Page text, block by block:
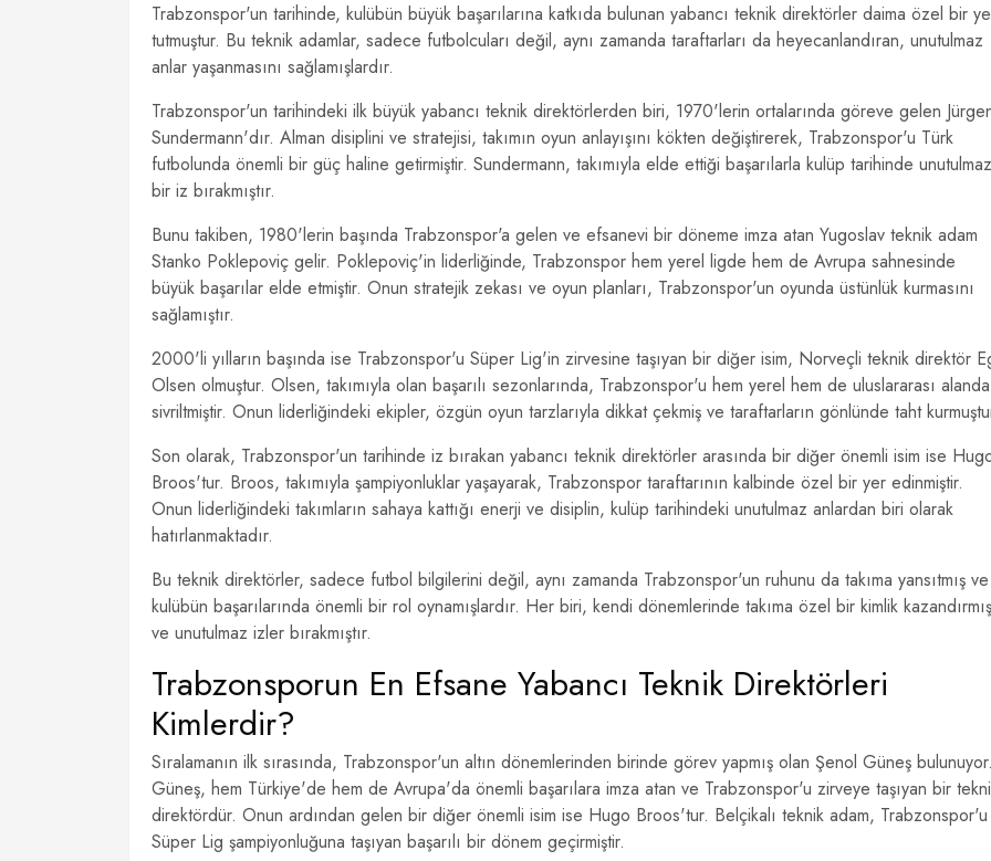
Trabzonspor'un tarihinde, kulübün büyük başarılarına katkıda bulunan yabancı teknik direktörler daima özel bir
tutmuştur. Bu teknik adamlar, sadece futbolcuları değil, aynı zamanda taraftarları da heyecanlandıran, unutulmaz
anlar yaşanmasını sağlamışlardır.
Trabzonspor'un tarihindeki ilk büyük yabancı teknik direktörlerden biri, 1970'lerin ortalarında göreve gelen
Sundermann'dır. Alman disiplini ve stratejisi, takımın oyun anlayışını kökten değiştirerek, Trabzonspor'u Türk
futbolunda önemli bir güç haline getirmiştir. Sundermann, takımıyla elde ettiği başarılarla kulüp tarihinde unutulmaz
bir iz bırakmıştır.
Bunu takiben, 1980'lerin başında Trabzonspor'a gelen ve efsanevi bir döneme imza atan Yugoslav teknik adam
Stanko Poklepoviç gelir. Poklepoviç'in liderliğinde, Trabzonspor hem yerel ligde hem de Avrupa sahnesinde
büyük başarılar elde etmiştir. Onun stratejik zekası ve oyun planları, Trabzonspor'un oyunda üstünlük kurmasını
sağlamıştır.
2000'li yılların başında ise Trabzonspor'u Süper Lig'in zirvesine taşıyan bir diğer isim, Norveçli teknik direktör
Olsen olmuştur. Olsen, takımıyla olan başarılı sezonlarında, Trabzonspor'u hem yerel hem de uluslararası alanda
sivriltmiştir. Onun liderliğindeki ekipler, özgün oyun tarzlarıyla dikkat çekmiş ve taraftarların gönlünde taht
Son olarak, Trabzonspor'un tarihinde iz bırakan yabancı teknik direktörler arasında bir diğer önemli isim ise
Broos'tur. Broos, takımıyla şampiyonluklar yaşayarak, Trabzonspor taraftarının kalbinde özel bir yer edinmiştir.
Onun liderliğindeki takımların sahaya kattığı enerji ve disiplin, kulüp tarihindeki unutulmaz anlardan biri olarak
hatırlanmaktadır.
Bu teknik direktörler, sadece futbol bilgilerini değil, aynı zamanda Trabzonspor'un ruhunu da takıma yansıtmış ve
kulübün başarılarında önemli bir rol oynamışlardır. Her biri, kendi dönemlerinde takıma özel bir kimlik kazandırmış
ve unutulmaz izler bırakmıştır.
Trabzonsporun En Efsane Yabancı Teknik Direktörleri
Kimlerdir?
Sıralamanın ilk sırasında, Trabzonspor'un altın dönemlerinden birinde görev yapmış olan Şenol Güneş bulunuyor.
Güneş, hem Türkiye'de hem de Avrupa'da önemli başarılara imza atan ve Trabzonspor'u zirveye taşıyan bir
direktördür. Onun ardından gelen bir diğer önemli isim ise Hugo Broos'tur. Belçikalı teknik adam, Trabzonspor'u
Süper Lig şampiyonluğuna taşıyan başarılı bir dönem geçirmiştir.